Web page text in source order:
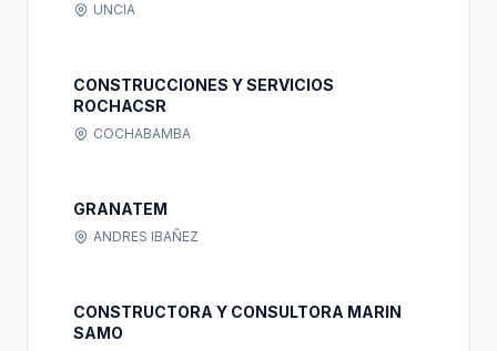
UNCIA
CONSTRUCCIONES Y SERVICIOS
ROCHACSR
COCHABAMBA
GRANATEM
ANDRES IBAÑEZ
CONSTRUCTORA Y CONSULTORA MARIN
SAMO